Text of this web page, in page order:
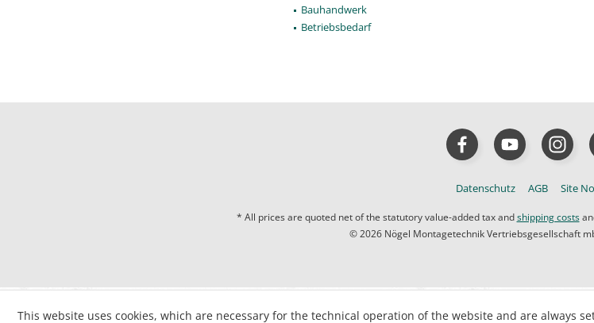
Bauhandwerk
Betriebsbedarf
Datenschutz AGB Site
* All prices are quoted net of the statutory value-added tax andshipping costs
© 2026 Nögel Montagetechnik Vertriebsgesellschaft
This website uses cookies, which are necessary for the technical operation of the website and are always